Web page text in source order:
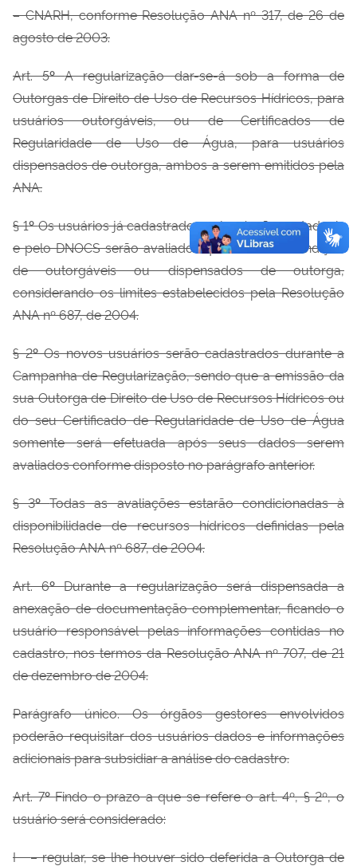
– CNARH, conforme Resolução ANA nº 317, de 26 de
agosto de 2003.
Art. 5ºA regularização dar-se-á sob a forma de
Outorgas de Direito de Uso de Recursos Hídricos, para
usuários outorgáveis, ou de Certificados de
Regularidade de Uso de Água, para usuários
dispensados de outorga, ambos a serem emitidos pela
ANA.
§ 1ºOs usuários já cadastrados pelos órgãos estaduais
e pelo DNOCS serão avaliados quanto à sua condição
de outorgáveis ou dispensados de outorga,
considerando os limites estabelecidos pela Resolução
ANA nº 687, de 2004.
§ 2ºOs novos usuários serão cadastrados durante a
Campanha de Regularização, sendo que a emissão da
sua Outorga de Direito de Uso de Recursos Hídricos ou
do seu Certificado de Regularidade de Uso de Água
somente será efetuada após seus dados serem
avaliados conforme disposto no parágrafo anterior.
§ 3ºTodas as avaliações estarão condicionadas à
disponibilidade de recursos hídricos definidas pela
Resolução ANA nº 687, de 2004.
Art. 6ºDurante a regularização será dispensada a
anexação de documentação complementar, ficando o
usuário responsável pelas informações contidas no
cadastro, nos termos da Resolução ANA nº 707, de 21
de dezembro de 2004.
Parágrafo único. Os órgãos gestores envolvidos
poderão requisitar dos usuários dados e informações
adicionais para subsidiar a análise do cadastro.
Art. 7ºFindo o prazo a que se refere o art. 4º, § 2º, o
usuário será considerado:
I– regular, se lhe houver sido deferida a Outorga de